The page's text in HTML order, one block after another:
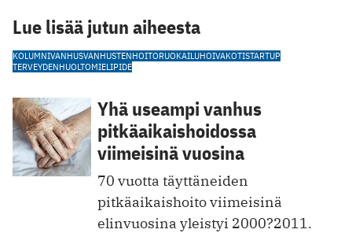
Lue lisää jutun aiheesta
KOLUMNIVANHUSVANHUSTENHOITORUOKAILUHOIVAKOTISTARTUP
TERVEYDENHUOLTOMIELIPIDE
Yhä useampi vanhus
pitkäaikaishoidossa
viimeisinä vuosina
70 vuotta täyttäneiden
pitkäaikaishoito viimeisinä
elinvuosina yleistyi 2000?2011.